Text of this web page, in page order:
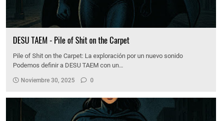
DESU TAEM - Pile of Shit on the Carpet
Pile of Shit on the Carpet: La exploración por un nuevo sonido
Podemos definir a DESU TAEM con un…
Noviembre 30, 2025 0